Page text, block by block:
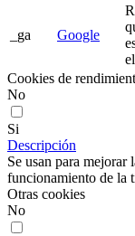
_ga Google
Cookies de
No
Si
Descripción
Se usan para
funcionamiento de la
Otras cookies
No